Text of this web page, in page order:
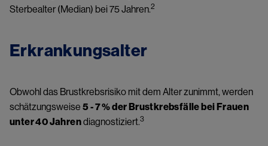
Sterbealter (Median) bei 75 Jahren.2
Erkrankungsalter
Obwohl das Brustkrebsrisiko mit dem Alter zunimmt, werden
schätzungsweise 5 - 7 % der Brustkrebsfälle bei Frauen
unter 40 Jahren diagnostiziert.3